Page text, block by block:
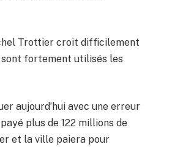
Trottier croit difficilement
fortement utilisés les
aujourd’hui avec une erreur
plus de 122 millions de
et la ville paiera pour